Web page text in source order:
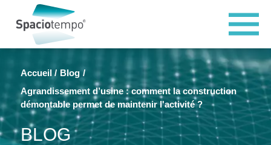
Accueil
Blog
Agrandissement d’usine : comment la construction
démontable permet de maintenir l'activité ?
BLOG
Panneau de gestion des cookies